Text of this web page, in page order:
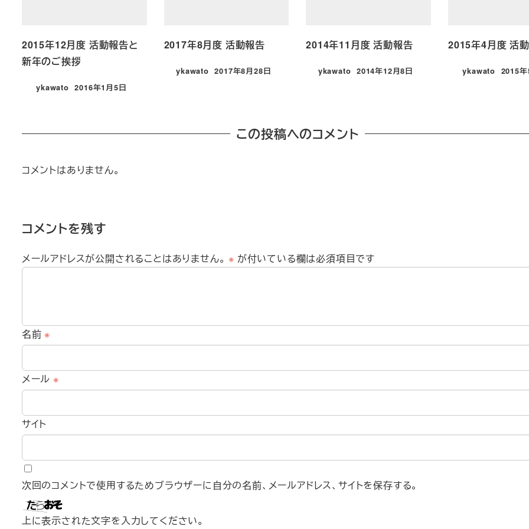
2015年12月度 活動報告と
新年のご挨拶
ykawato
投稿日
2016年1月5日
2017年8月度 活動報告
ykawato
投稿日
2017年8月28日
2014年11月度 活動報告
ykawato
投稿日
2014年12月8日
2015年4月度 活
ykawato
投稿日
2015
この投稿へのコメント
コメントはありません。
コメントを残す
メールアドレスが公開されることはありません。 ※ が付いている欄は必須項目です
名前※
メール ※
サイト
次回のコメントで使用するためブラウザーに自分の名前、メールアドレス、サイトを保存する。
上に表示された文字を入力してください。